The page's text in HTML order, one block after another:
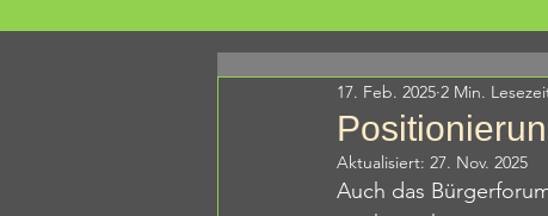
17. Feb. 2025 2 Min.
Aktualisiert: 27. Nov. 2025
Auch das